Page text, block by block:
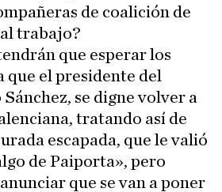
de coalición de
trabajo?
que esperar los
que el presidente del
se digne volver a
tratando así de
escapada, que le valió
de Paiporta», pero
que se van a poner